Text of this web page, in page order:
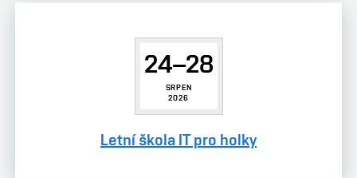
24–28
SRPEN
2026
Letní škola IT pro holky